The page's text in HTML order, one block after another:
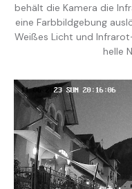
behält die Kamera die
eine Farbbildgebung
Weißes Licht und
helle